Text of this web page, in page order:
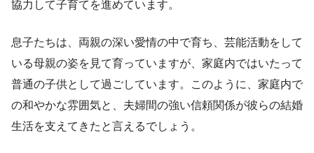
協力して子育てを進めています。
息子たちは、両親の深い愛情の中で育ち、芸能活動をして
いる母親の姿を見て育っていますが、家庭内ではいたって
普通の子供として過ごしています。このように、家庭内で
の和やかな雰囲気と、夫婦間の強い信頼関係が彼らの結婚
生活を支えてきたと言えるでしょう。